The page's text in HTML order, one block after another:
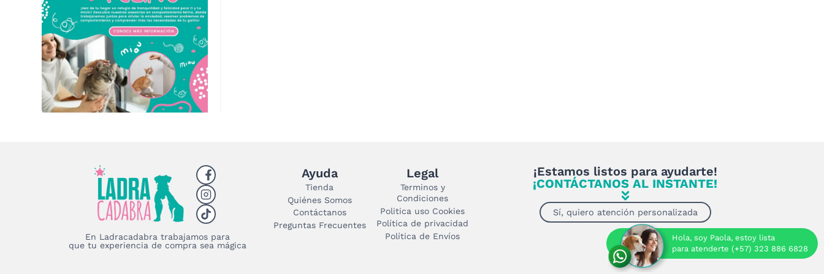
En Ladracadabra trabajamos para
que tu experiencia de compra sea mágica
Ayuda
Tienda
Quiénes Somos
Contáctanos
Preguntas Frecuentes
Legal
Terminos y
Condiciones
Politica uso Cookies
Política de privacidad
Política de Envíos
¡Estamos listos para ayudarte!
¡CONTÁCTANOS AL INSTANTE!
Sí, quiero atención personalizada
Hola, soy Paola, estoy lista
para atenderte (+57) 323 886 6828